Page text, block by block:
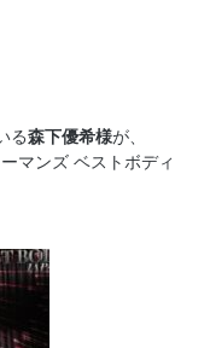
る森下優希様が、
マンズ ベストボディ